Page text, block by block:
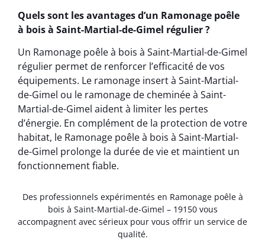
Quels sont les avantages d’un Ramonage poêle
à bois à Saint-Martial-de-Gimel régulier ?
Un Ramonage poêle à bois à Saint-Martial-de-Gimel
régulier permet de renforcer l’efficacité de vos
équipements. Le ramonage insert à Saint-Martial-
de-Gimel ou le ramonage de cheminée à Saint-
Martial-de-Gimel aident à limiter les pertes
d’énergie. En complément de la protection de votre
habitat, le Ramonage poêle à bois à Saint-Martial-
de-Gimel prolonge la durée de vie et maintient un
fonctionnement fiable.
Des professionnels expérimentés en Ramonage poêle à
bois à Saint-Martial-de-Gimel – 19150 vous
accompagnent avec sérieux pour vous offrir un service de
qualité.